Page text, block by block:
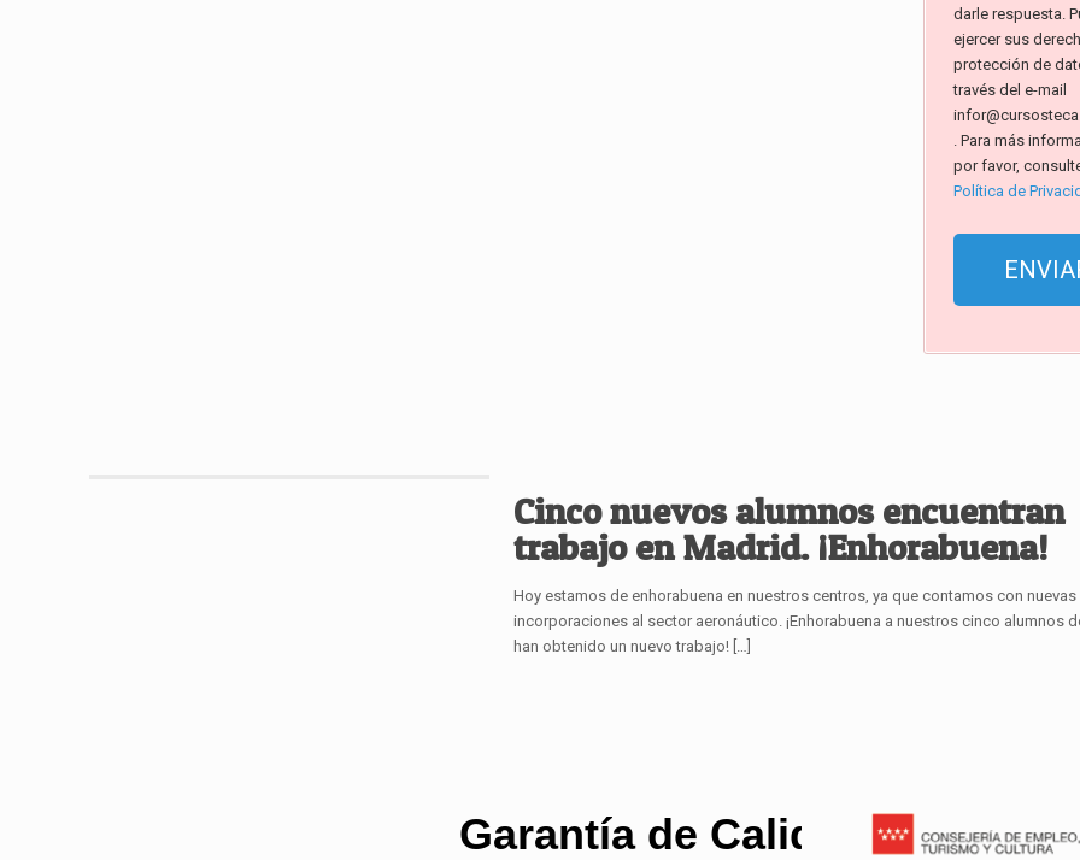
darle respuesta.
ejercer sus
protección de
través del e-mail
. Para más
por favor,
Política de
Cinco nuevos alumnos encuentran
trabajo en Madrid. ¡Enhorabuena!
Hoy estamos de enhorabuena en nuestros centros, ya que contamos con nuevas
incorporaciones al sector aeronáutico. ¡Enhorabuena a nuestros cinco alumnos
han obtenido un nuevo trabajo! […]
Garantía de Calidad